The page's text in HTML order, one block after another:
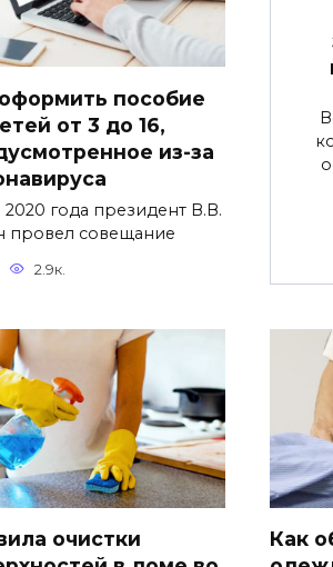
пособие
от 3 до 16,
из-за
2020 года президент В.В.
провел совещание
2.9к.
очистки
Как